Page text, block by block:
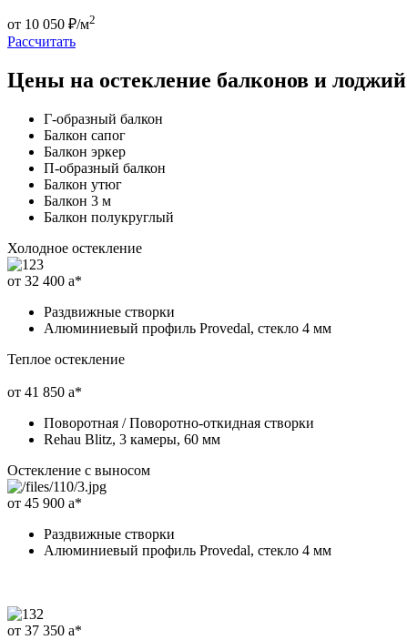
от 10 050 ₽/м2
Рассчитать
Цены на остекление балконов и лоджий
Г-образный балкон
Балкон сапог
Балкон эркер
П-образный балкон
Балкон утюг
Балкон 3 м
Балкон полукруглый
Холодное остекление
от 32 400 a*
Раздвижные створки
Алюминиевый профиль Provedal, стекло 4 мм
Теплое остекление
от 41 850 a*
Поворотная / Поворотно-откидная створки
Rehau Blitz, 3 камеры, 60 мм
Остекление с выносом
от 45 900 a*
Раздвижные створки
Алюминиевый профиль Provedal, стекло 4 мм
от 37 350 a*